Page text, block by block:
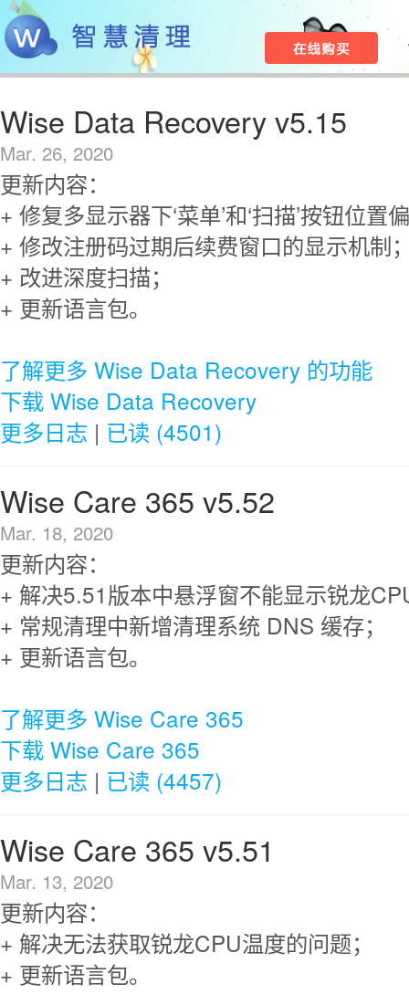
Wise Data Recovery v5.15
Mar. 26, 2020
更新内容：
+ 修复多显示器下‘菜单’和‘扫描’按钮位置
+ 修改注册码过期后续费窗口的显示机制
+ 改进深度扫描；
+ 更新语言包。
了解更多 Wise Data Recovery 的功能
下载 Wise Data Recovery
更多日志 | 已读 (4501)
Wise Care 365 v5.52
Mar. 18, 2020
更新内容：
+ 解决5.51版本中悬浮窗不能显示锐龙
+ 常规清理中新增清理系统 DNS 缓存；
+ 更新语言包。
了解更多 Wise Care 365
下载 Wise Care 365
更多日志 | 已读 (4457)
Wise Care 365 v5.51
Mar. 13, 2020
更新内容：
+ 解决无法获取锐龙CPU温度的问题；
+ 更新语言包。